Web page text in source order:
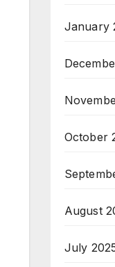
January
October
August
July